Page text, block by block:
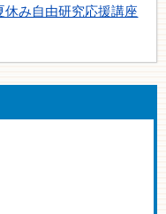
み自由研究応援講座